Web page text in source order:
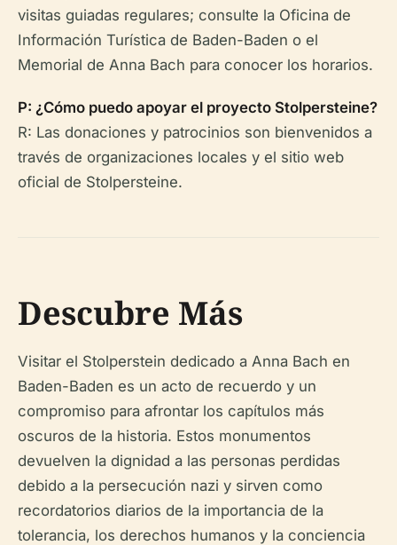
visitas guiadas regulares; consulte la Oficina de
Información Turística de Baden-Baden o el
Memorial de Anna Bach para conocer los horarios.
P: ¿Cómo puedo apoyar el proyecto Stolpersteine?
R: Las donaciones y patrocinios son bienvenidos a
través de organizaciones locales y el sitio web
oficial de Stolpersteine.
Descubre Más
Visitar el Stolperstein dedicado a Anna Bach en
Baden-Baden es un acto de recuerdo y un
compromiso para afrontar los capítulos más
oscuros de la historia. Estos monumentos
devuelven la dignidad a las personas perdidas
debido a la persecución nazi y sirven como
recordatorios diarios de la importancia de la
tolerancia, los derechos humanos y la conciencia